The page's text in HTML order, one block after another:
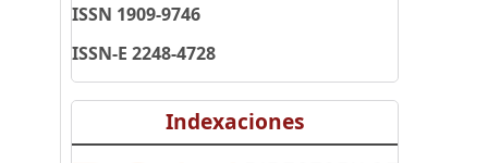
ISSN 1909-9746
ISSN-E 2248-4728
Indexaciones